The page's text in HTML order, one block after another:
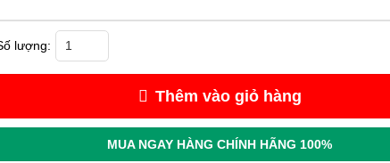
BR1-IE1B3-4P018.5KW số lượng
Thêm vào giỏ hàng
MUA NGAY HÀNG CHÍNH HÃNG 100%